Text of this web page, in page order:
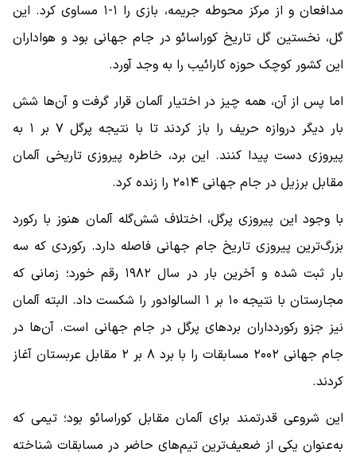
مدافعان و از مرکز محوطه جریمه، بازی را ۱-۱ مساوی کرد. این
گل، نخستین گل تاریخ کوراسائو در جام جهانی بود و هواداران
این کشور کوچک حوزه کارائیب را به وجد آورد.
اما پس از آن، همه چیز در اختیار آلمان قرار گرفت و آن‌ها شش
بار دیگر دروازه حریف را باز کردند تا با نتیجه پرگل ۷ بر ۱ به
پیروزی دست پیدا کنند. این برد، خاطره پیروزی تاریخی آلمان
مقابل برزیل در جام جهانی ۲۰۱۴ را زنده کرد.
با وجود این پیروزی پرگل، اختلاف شش‌گله آلمان هنوز با رکورد
بزرگ‌ترین پیروزی تاریخ جام جهانی فاصله دارد. رکوردی که سه
بار ثبت شده و آخرین بار در سال ۱۹۸۲ رقم خورد؛ زمانی که
مجارستان با نتیجه ۱۰ بر ۱ السالوادور را شکست داد. البته آلمان
نیز جزو رکوردداران بردهای پرگل در جام جهانی است. آن‌ها در
جام جهانی ۲۰۰۲ مسابقات را با برد ۸ بر ۲ مقابل عربستان آغاز
کردند.
این شروعی قدرتمند برای آلمان مقابل کوراسائو بود؛ تیمی که
به‌عنوان یکی از ضعیف‌ترین تیم‌های حاضر در مسابقات شناخته